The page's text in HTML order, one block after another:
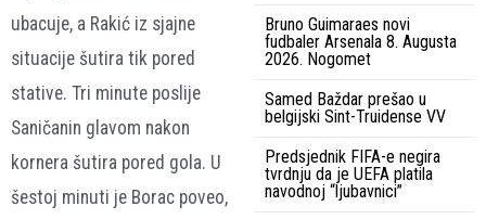
ubacuje, a Rakić iz sjajne
situacije šutira tik pored
stative. Tri minute poslije
Saničanin glavom nakon
kornera šutira pored gola. U
šestoj minuti je Borac poveo,
Bruno Guimaraes novi
fudbaler Arsenala 8. Augusta
2026. Nogomet
Samed Baždar prešao u
belgijski Sint-Truidense VV
Predsjednik FIFA-e negira
tvrdnju da je UEFA platila
navodnoj “ljubavnici”